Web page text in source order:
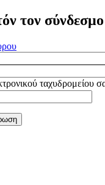
τον
ταχυδρομείου